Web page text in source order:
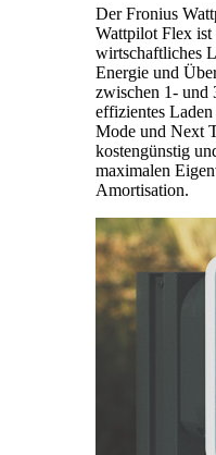
Der Fronius
Wattpilot Flex
wirtschaftliches
Energie und
zwischen 1- und
effizientes
Mode und Next
kostengünstig
maximalen
Amortisation.